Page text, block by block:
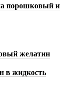
порошковый и
желатин
в жидкость